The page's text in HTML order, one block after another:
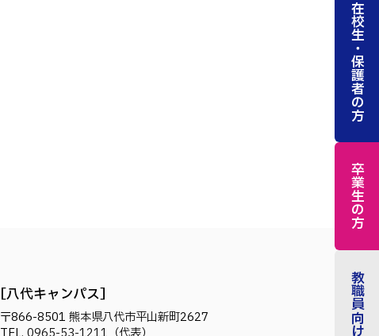
八代キャンパス
〒866-8501 熊本県八代市平山新町2627
在校生・保護者の方
卒業生の方
教職員向け